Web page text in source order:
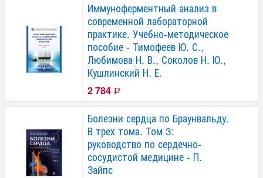
Иммуноферментный анализ в
современной лабораторной
практике. Учебно-методическое
пособие - Тимофеев Ю. С.,
Любимова Н. В., Соколов Н. Ю.,
Кушлинский Н. Е.
2 784 Р
Болезни сердца по Браунвальду.
В трех тома. Том 3:
руководство по сердечно-
сосудистой медицине - П.
Зайпс